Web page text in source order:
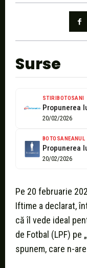
Surse
STIRIBOTOSANI
20/02/2026
BOTOSANEANUL
20/02/2026
Pe 20 februarie
Iftime a declarat,
că îl vede ideal
de Fotbal (LPF) pe
spunem, care n-